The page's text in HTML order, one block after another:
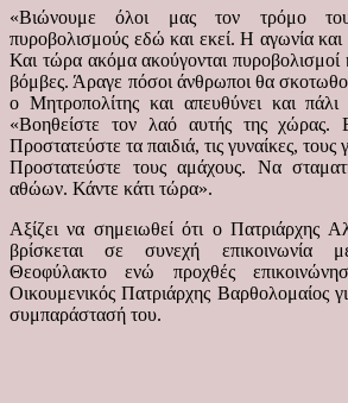
«Βιώνουμε όλοι μας τον τρόμο
πυροβολισμούς εδώ και εκεί. Η αγωνία και
Και τώρα ακόμα ακούγονται πυροβολισμοί
βόμβες. Άραγε πόσοι άνθρωποι θα
ο Μητροπολίτης και απευθύνει και
«Βοηθείστε τον λαό αυτής της χώρας.
Προστατεύστε τα παιδιά, τις γυναίκες, τους
Προστατεύστε τους αμάχους. Να
αθώων. Κάντε κάτι τώρα».
Αξίζει να σημειωθεί ότι ο Πατριάρχης
βρίσκεται σε συνεχή επικοινωνία
Θεοφύλακτο ενώ προχθές
Οικουμενικός Πατριάρχης Βαρθολομαίος
συμπαράστασή του.